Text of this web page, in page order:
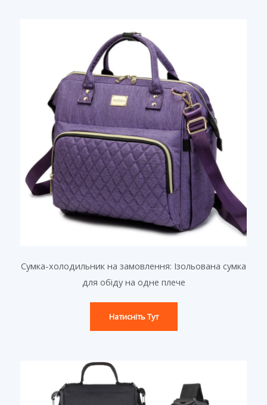
Сумка-холодильник на замовлення: Ізольована сумка
для обіду на одне плече
Натисніть Тут